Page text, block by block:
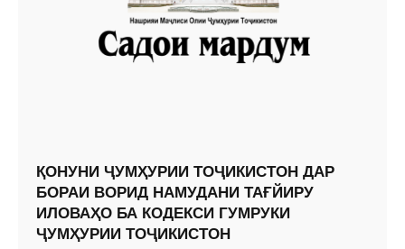
ҚОНУНИ ҶУМҲУРИИ ТОҶИКИСТОН ДАР
БОРАИ ВОРИД НАМУДАНИ ТАҒЙИРУ
ИЛОВАҲО БА КОДЕКСИ ГУМРУКИ
ҶУМҲУРИИ ТОҶИКИСТОН